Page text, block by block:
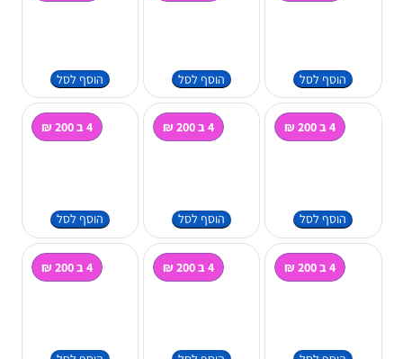
הוסף לסל הוסף לסל הוסף לסל
4 ב 200 ₪
הוסף לסל
4 ב 200 ₪
הוסף לסל
4 ב 200 ₪
הוסף לסל
4 ב 200 ₪ 4 ב 200 ₪ 4 ב 200 ₪